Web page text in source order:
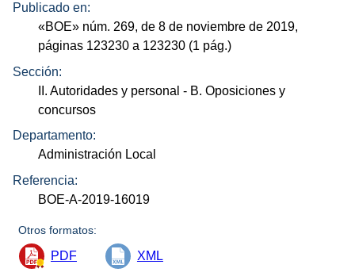
Publicado en:
«BOE» núm. 269, de 8 de noviembre de 2019,
páginas 123230 a 123230 (1 pág.)
Sección:
II. Autoridades y personal - B. Oposiciones y
concursos
Departamento:
Administración Local
Referencia:
BOE-A-2019-16019
Otros formatos:
PDF XML